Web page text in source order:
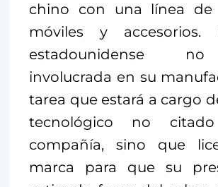
chino con una línea de
móviles y accesorios.
estadounidense
involucrada en su
tarea que estará a cargo
tecnológico no
compañía, sino que
marca para que su